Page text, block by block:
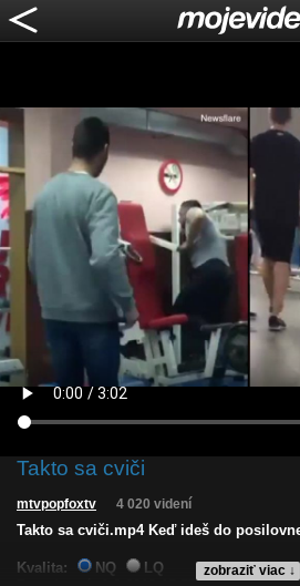
Takto sa cviči
zobraziť viac ↓
mtvpopfoxtv 4 020 videní
Takto sa cviči.mp4 Keď ideš do
Kvalita: NQ
LQ